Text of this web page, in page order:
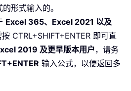
形式输入的。
Excel 365、Excel 2021 以及
按 CTRL+SHIFT+ENTER 即可直
2019 及更早版本用户，请务
输入公式，以便返回多